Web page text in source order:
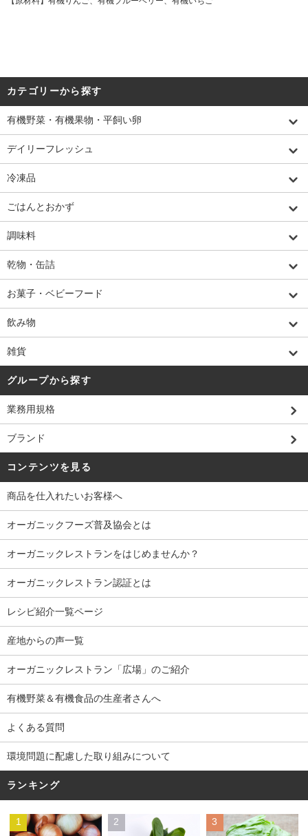
カテゴリーから探す
有機野菜・有機果物・平飼い卵
デイリーフレッシュ
冷凍品
ごはんとおかず
調味料
乾物・缶詰
お菓子・ベビーフード
飲み物
雑貨
グループから探す
業務用規格
ブランド
コンテンツを見る
商品を仕入れたいお客様へ
オーガニックフーズ普及協会とは
オーガニックレストランをはじめませんか？
オーガニックレストラン認証とは
レシピ紹介一覧ページ
産地からの声一覧
オーガニックレストラン「広場」のご紹介
有機野菜＆有機食品の生産者さんへ
よくある質問
環境問題に配慮した取り組みについて
ランキング
1 2 3